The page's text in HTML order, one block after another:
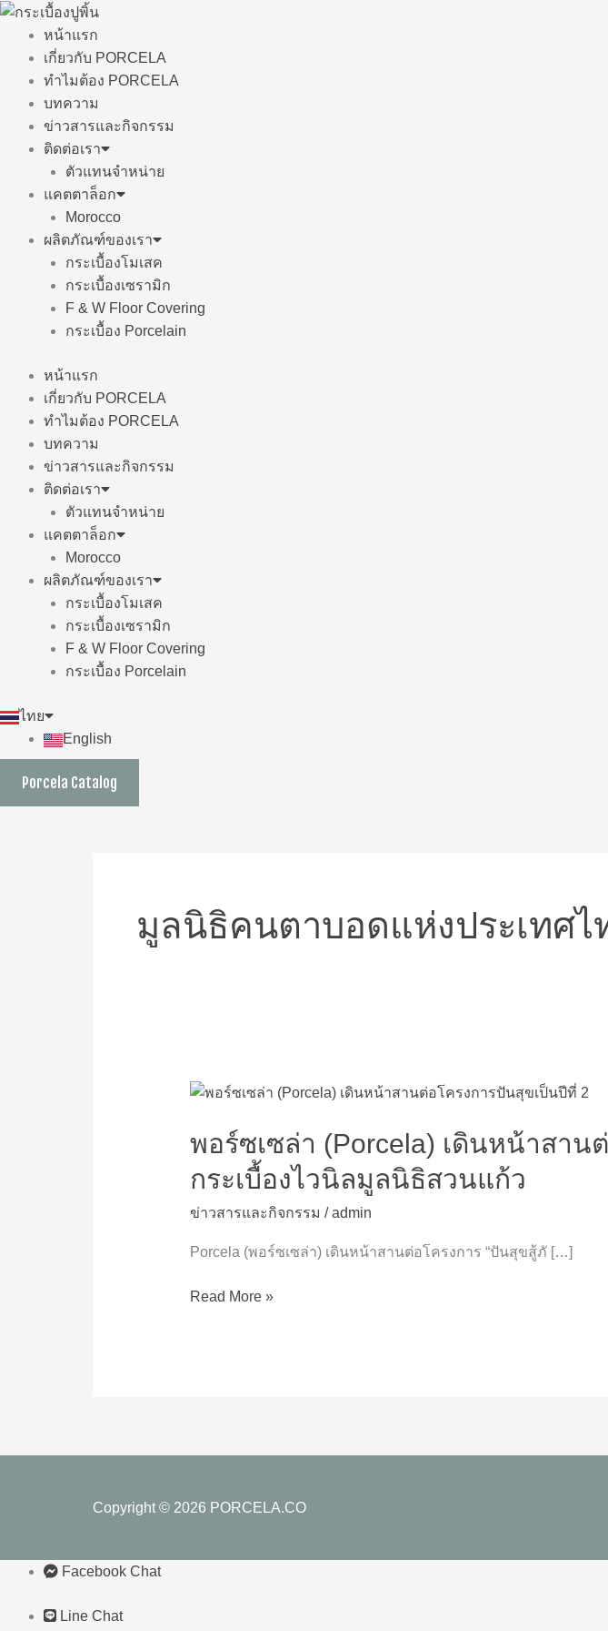
Skip
content
หน้าแรก
เกี่ยวกับ PORCELA
ทำไมต้อง PORCELA
บทความ
ข่าวสารและกิจกรรม
ติดต่อเรา
ตัวแทนจำหน่าย
แคตตาล็อก
Morocco
ผลิตภัณฑ์ของเรา
กระเบื้องโมเสค
กระเบื้องเซรามิก
F & W Floor Covering
กระเบื้อง Porcelain
หน้าแรก
เกี่ยวกับ PORCELA
ทำไมต้อง PORCELA
บทความ
ข่าวสารและกิจกรรม
ติดต่อเรา
ตัวแทนจำหน่าย
แคตตาล็อก
Morocco
ผลิตภัณฑ์ของเรา
กระเบื้องโมเสค
กระเบื้องเซรามิก
F & W Floor Covering
กระเบื้อง Porcelain
ไทย
English
Porcela Catalog
มูลนิธิคนตาบอดแห่งประเทศไ
พอร์ซเซล่า (Porcela) เดินหน้าสา
กระเบื้องไวนิลมูลนิธิสวนแก้ว
ข่าวสารและกิจกรรม /admin
Porcela (พอร์ซเซล่า) เดินหน้าสานต่อโครงการ “ปันสุขสู้ภั […]
พอร์ซ
ล่า
เดิน
หน้า
ต่อ
ปัน
กระเบื้อง
นิล
Read More »
Copyright © 2026 PORCELA.CO
Facebook Chat
Line Chat